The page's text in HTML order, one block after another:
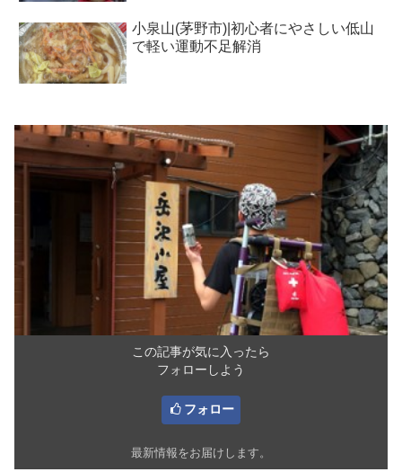
小泉山(茅野市)|初心者にやさしい低山
で軽い運動不足解消
この記事が気に入ったら
フォローしよう
フォロー
最新情報をお届けします。